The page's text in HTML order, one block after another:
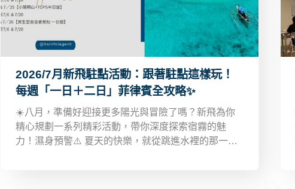
2026/7月新飛駐點活動：跟著駐點這樣玩！
每週「一日＋二日」菲律賓全攻略✨
☀️八月，準備好迎接更多陽光與冒險了嗎？新飛為你
精心規劃一系列精彩活動，帶你深度探索宿霧的魅
力！濕身預警⚠️ 夏天的快樂，就從跳進水裡的那一刻